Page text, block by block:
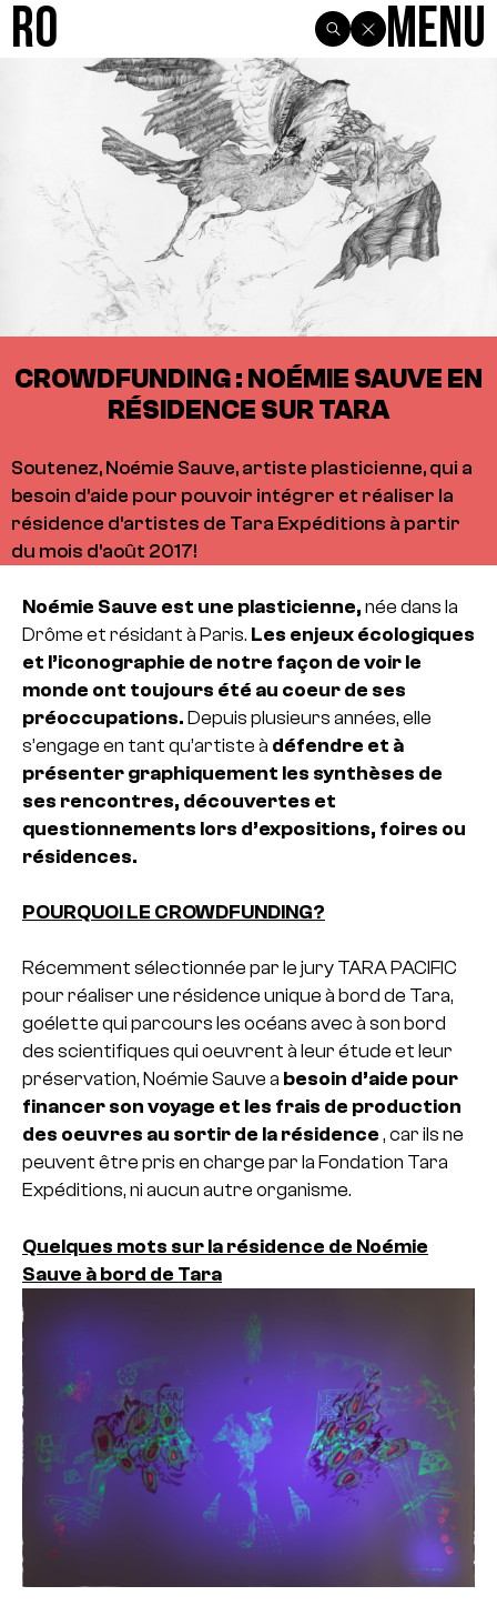
R0 Menu
CROWDFUNDING : NOÉMIE SAUVE EN
RÉSIDENCE SUR TARA
Soutenez, Noémie Sauve, artiste plasticienne, qui a
besoin d'aide pour pouvoir intégrer et réaliser la
résidence d'artistes de Tara Expéditions à partir
du mois d'août 2017!
Noémie Sauve est une plasticienne, née dans la
Drôme et résidant à Paris. Les enjeux écologiques
et l’iconographie de notre façon de voir le
monde ont toujours été au coeur de ses
préoccupations. Depuis plusieurs années, elle
s’engage en tant qu’artiste à défendre et à
présenter graphiquement les synthèses de
ses rencontres, découvertes et
questionnements lors d’expositions, foires ou
résidences.
POURQUOI LE CROWDFUNDING?
Récemment sélectionnée par le jury TARA PACIFIC
pour réaliser une résidence unique à bord de Tara,
goélette qui parcours les océans avec à son bord
des scientifiques qui oeuvrent à leur étude et leur
préservation, Noémie Sauve a besoin d’aide pour
financer son voyage et les frais de production
des oeuvres au sortir de la résidence , car ils ne
peuvent être pris en charge par la Fondation Tara
Expéditions, ni aucun autre organisme.
Quelques mots sur la résidence de Noémie
Sauve à bord de Tara